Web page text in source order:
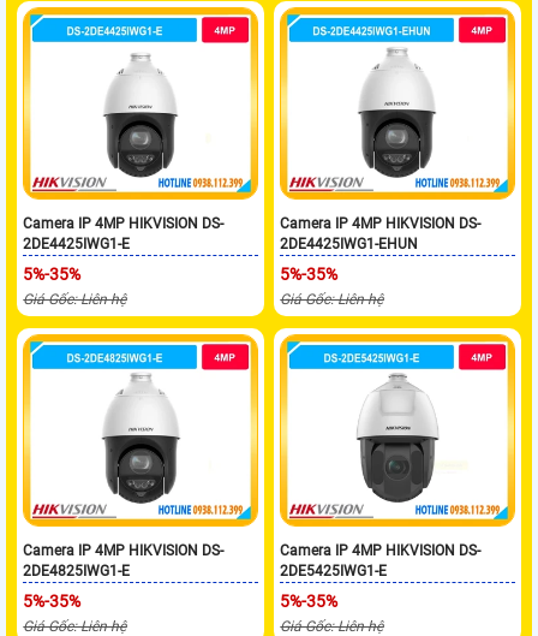
Camera IP 4MP HIKVISION DS-
2DE4425IWG1-E
5%-35%
Giá Gốc: Liên hệ
Camera IP 4MP HIKVISION DS-
2DE4425IWG1-EHUN
5%-35%
Giá Gốc: Liên hệ
Camera IP 4MP HIKVISION DS-
2DE4825IWG1-E
5%-35%
Giá Gốc: Liên hệ
Camera IP 4MP HIKVISION DS-
2DE5425IWG1-E
5%-35%
Giá Gốc: Liên hệ